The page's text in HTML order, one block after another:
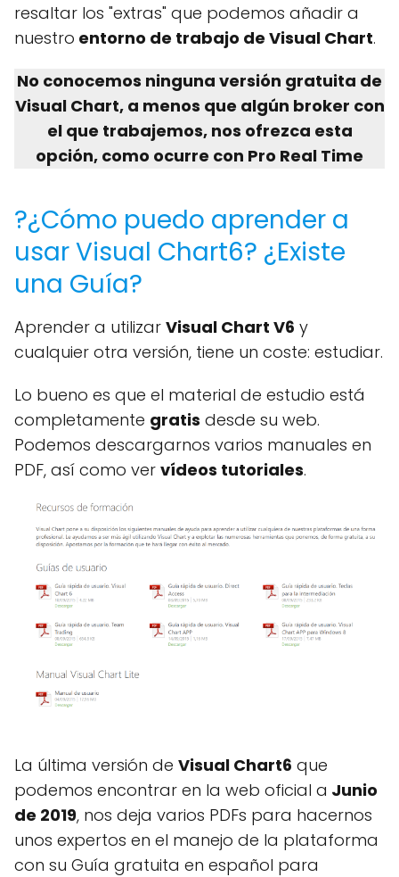
resaltar los "extras" que podemos añadir a
nuestro entorno de trabajo de Visual Chart.
No conocemos ninguna versión gratuita de
Visual Chart, a menos que algún broker con
el que trabajemos, nos ofrezca esta
opción, como ocurre con Pro Real Time
?¿Cómo puedo aprender a
usar Visual Chart6? ¿Existe
una Guía?
Aprender a utilizar Visual Chart V6 y
cualquier otra versión, tiene un coste: estudiar.
Lo bueno es que el material de estudio está
completamente gratis desde su web.
Podemos descargarnos varios manuales en
PDF, así como ver vídeos tutoriales.
La última versión de Visual Chart6 que
podemos encontrar en la web oficial a Junio
de 2019, nos deja varios PDFs para hacernos
unos expertos en el manejo de la plataforma
con su Guía gratuita en español para